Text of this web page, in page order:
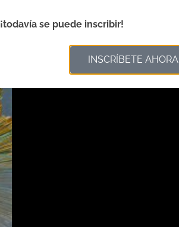
¡todavía se puede inscribir!
INSCRÍBETE AHORA